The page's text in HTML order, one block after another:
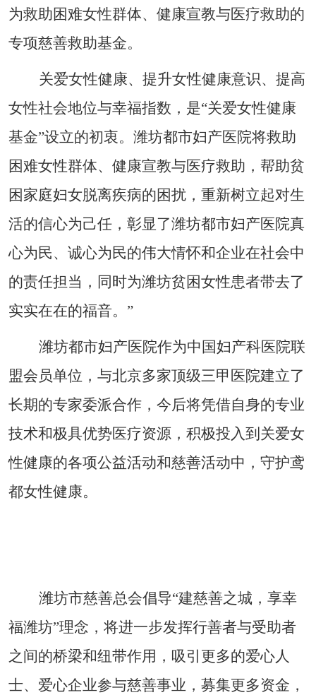
为救助困难女性群体、健康宣教与医疗救助的
专项慈善救助基金。
关爱女性健康、提升女性健康意识、提高
女性社会地位与幸福指数，是“关爱女性健康
基金”设立的初衷。潍坊都市妇产医院将救助
困难女性群体、健康宣教与医疗救助，帮助贫
困家庭妇女脱离疾病的困扰，重新树立起对生
活的信心为己任，彰显了潍坊都市妇产医院真
心为民、诚心为民的伟大情怀和企业在社会中
的责任担当，同时为潍坊贫困女性患者带去了
实实在在的福音。”
潍坊都市妇产医院作为中国妇产科医院联
盟会员单位，与北京多家顶级三甲医院建立了
长期的专家委派合作，今后将凭借自身的专业
技术和极具优势医疗资源，积极投入到关爱女
性健康的各项公益活动和慈善活动中，守护鸢
都女性健康。
潍坊市慈善总会倡导“建慈善之城，享幸
福潍坊”理念，将进一步发挥行善者与受助者
之间的桥梁和纽带作用，吸引更多的爱心人
士、爱心企业参与慈善事业，募集更多资金，